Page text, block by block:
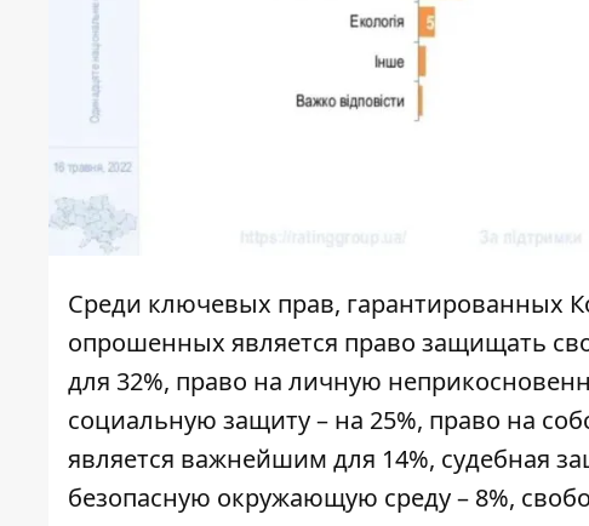
Среди ключевых прав, гарантированных
опрошенных является право защищать
для 32%, право на личную
социальную защиту – на 25%, право на
является важнейшим для 14%, судебная
безопасную окружающую среду – 8%,